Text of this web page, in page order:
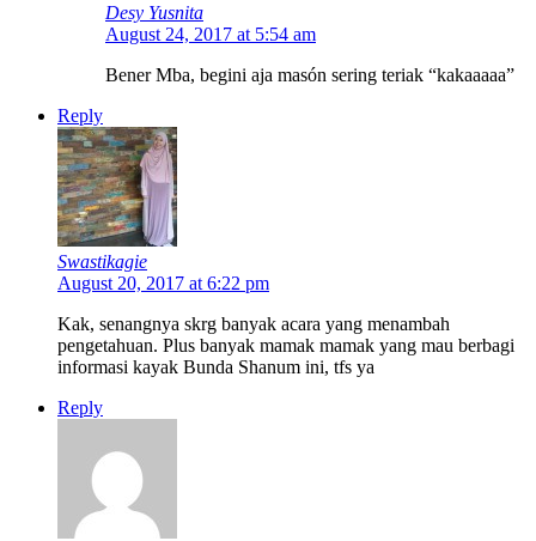
Desy Yusnita
August 24, 2017 at 5:54 am
Bener Mba, begini aja masón sering teriak “kakaaaaa”
Reply
Swastikagie
August 20, 2017 at 6:22 pm
Kak, senangnya skrg banyak acara yang menambah
pengetahuan. Plus banyak mamak mamak yang mau berbagi
informasi kayak Bunda Shanum ini, tfs ya
Reply